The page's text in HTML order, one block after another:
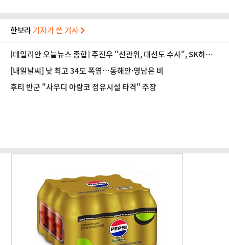
한보라기자가 쓴 기사
[데일리안 오늘뉴스 종합] 주진우 "선관위, 대선도 수사", SK하이
닉스 통합노조, 추미애 "지방재정 바꿔야", 세제개편 이달 정리 등
[내일날씨] 낮 최고 34도 폭염…동해안·영남은 비
후티 반군 "사우디 아람코 정유시설 타격" 주장